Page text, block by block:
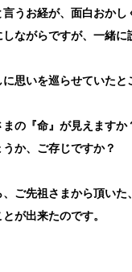
うお経が、面白おか
ながらですが、一緒
思いを巡らせていたと
の『命』が見えます
か、ご存じですか？
ご先祖さまから頂い
が出来たのです。